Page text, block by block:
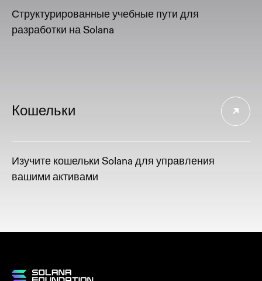
Структурированные учебные пути для
разработки на Solana
Кошельки
Изучите кошельки Solana для управления
вашими активами